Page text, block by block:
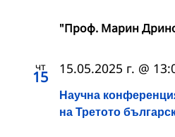
"Проф. Марин
чт
15
Научна
на Третото
15.05.2025 г. @